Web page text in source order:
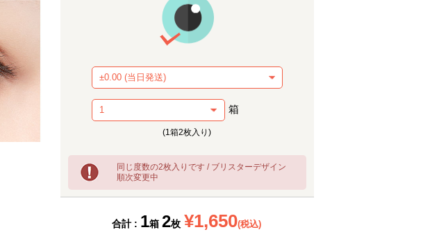
箱
(1箱2枚入り)
同じ度数の2枚入りです / ブリスターデザイン
順次変更中
合計 : 1箱 2枚 ¥1,650(税込)